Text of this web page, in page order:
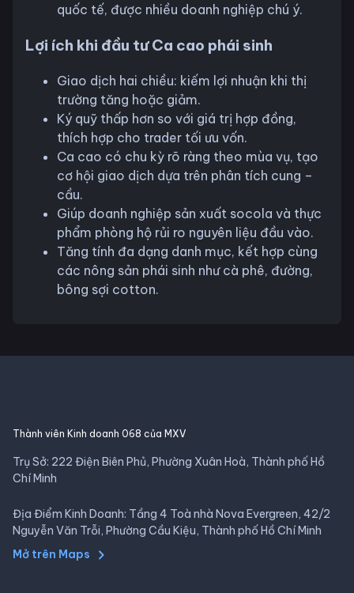
quốc tế, được nhiều doanh nghiệp chú ý.
Lợi ích khi đầu tư Ca cao phái sinh
Giao dịch hai chiều: kiếm lợi nhuận khi thị
trường tăng hoặc giảm.
Ký quỹ thấp hơn so với giá trị hợp đồng,
thích hợp cho trader tối ưu vốn.
Ca cao có chu kỳ rõ ràng theo mùa vụ, tạo
cơ hội giao dịch dựa trên phân tích cung –
cầu.
Giúp doanh nghiệp sản xuất socola và thực
phẩm phòng hộ rủi ro nguyên liệu đầu vào.
Tăng tính đa dạng danh mục, kết hợp cùng
các nông sản phái sinh như cà phê, đường,
bông sợi cotton.
Thành viên Kinh doanh 068 của MXV
Trụ Sở: 222 Điện Biên Phủ, Phường Xuân Hoà, Thành phố Hồ
Chí Minh
Địa Điểm Kinh Doanh: Tầng 4 Toà nhà Nova Evergreen, 42/2
Nguyễn Văn Trỗi, Phường Cầu Kiệu, Thành phố Hồ Chí Minh
Mở trên Maps